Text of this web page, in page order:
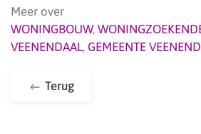
Meer over
WONINGBOUW,
VEENENDAAL, GEMEENTE
Terug